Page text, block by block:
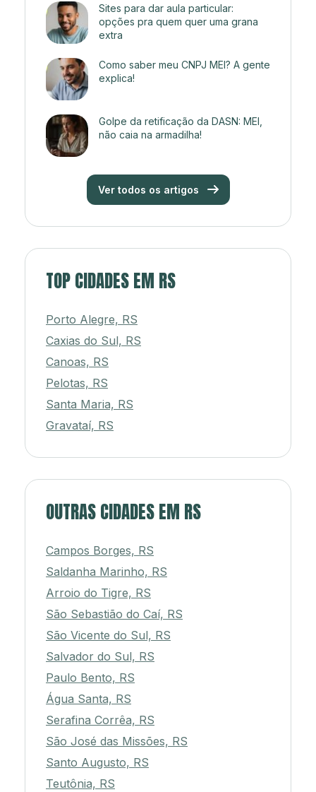
Sites para dar aula particular:
opções pra quem quer uma grana
extra
Como saber meu CNPJ MEI? A gente
explica!
Golpe da retificação da DASN: MEI,
não caia na armadilha!
Ver todos os artigos
TOP CIDADES EM RS
Porto Alegre, RS
Caxias do Sul, RS
Canoas, RS
Pelotas, RS
Santa Maria, RS
Gravataí, RS
OUTRAS CIDADES EM RS
Campos Borges, RS
Saldanha Marinho, RS
Arroio do Tigre, RS
São Sebastião do Caí, RS
São Vicente do Sul, RS
Salvador do Sul, RS
Paulo Bento, RS
Água Santa, RS
Serafina Corrêa, RS
São José das Missões, RS
Santo Augusto, RS
Teutônia, RS